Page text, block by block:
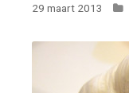
29 maart 2013